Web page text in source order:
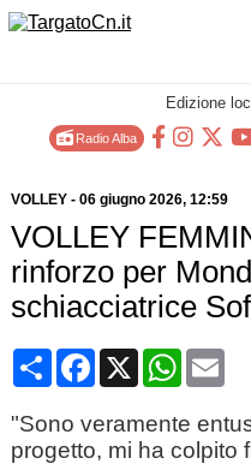
Edizione
Radio Alba
VOLLEY- 06 giugno 2026, 12:59
VOLLEY
rinforzo per
schiacciatrice
CondividiFacebook
X
"Sono veramente
progetto, mi ha colpito